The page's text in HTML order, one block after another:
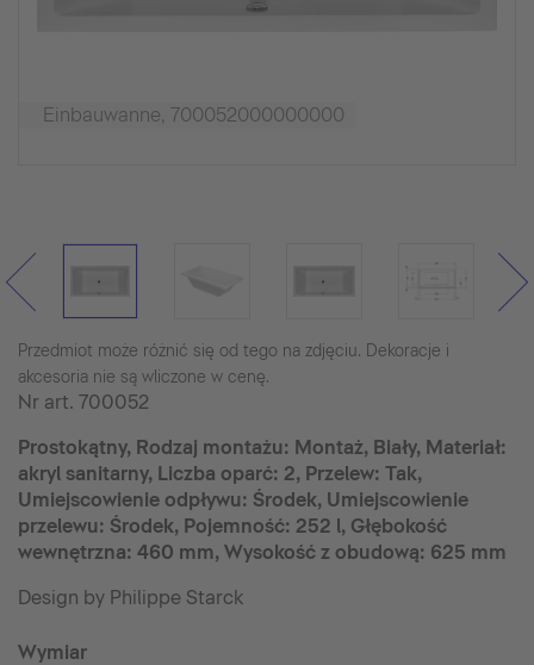
Einbauwanne, 700052000000000
Przedmiot może różnić się od tego na zdjęciu. Dekoracje i
akcesoria nie są wliczone w cenę.
Nr art. 700052
Prostokątny, Rodzaj montażu: Montaż, Biały, Materiał:
akryl sanitarny, Liczba oparć: 2, Przelew: Tak,
Umiejscowienie odpływu: Środek, Umiejscowienie
przelewu: Środek, Pojemność: 252 l, Głębokość
wewnętrzna: 460 mm, Wysokość z obudową: 625 mm
Design by Philippe Starck
Wymiar